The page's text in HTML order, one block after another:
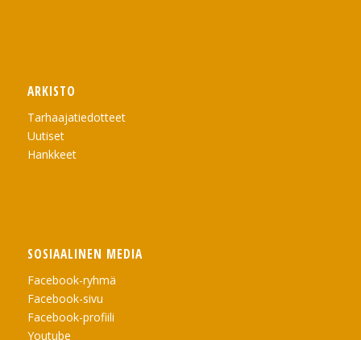
ARKISTO
Tarhaajatiedotteet
Uutiset
Hankkeet
SOSIAALINEN MEDIA
Facebook-ryhmä
Facebook-sivu
Facebook-profiili
Youtube